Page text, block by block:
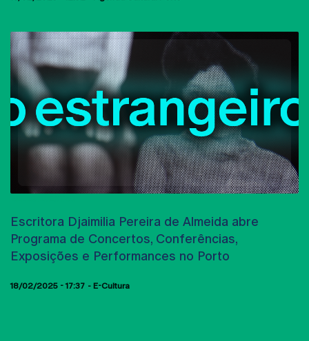
Escritora Djaimilia Pereira de Almeida abre
Programa de Concertos, Conferências,
Exposições e Performances no Porto
18/02/2025 - 17:37 E-Cultura